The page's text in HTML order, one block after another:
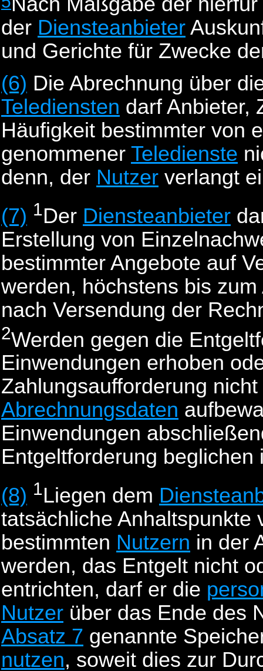
der Diensteanbieter
und Gerichte für Zwecke
(6) Die Abrechnung über
Telediensten darf Anbieter,
Häufigkeit bestimmter von
genommener Teledienste
denn, der Nutzer verlangt
(7) 1Der Diensteanbieter
Erstellung von
bestimmter Angebote auf
werden, höchstens bis
nach Versendung der
2Werden gegen die
Einwendungen erhoben
Zahlungsaufforderung
Abrechnungsdaten
Einwendungen
Entgeltforderung beglichen
(8) 1Liegen dem
tatsächliche Anhaltspunkte
bestimmten Nutzern in der
werden, das Entgelt nicht
entrichten, darf er die
Nutzer über das Ende des
Absatz 7 genannte
nutzen, soweit dies zur